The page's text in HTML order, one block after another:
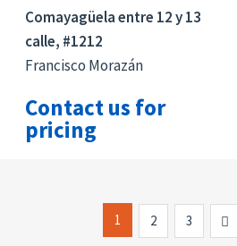
Comayagüela entre 12 y 13
calle, #1212
Francisco Morazán
Contact us for
pricing
1 2 3